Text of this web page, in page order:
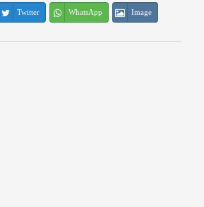
Twitter WhatsApp Image